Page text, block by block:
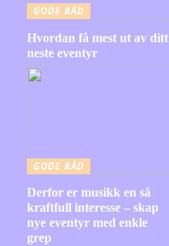
GODE RÅD
Hvordan få mest ut av ditt
neste eventyr
GODE RÅD
Derfor er musikk en så
kraftfull interesse – skap
nye eventyr med enkle
grep